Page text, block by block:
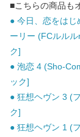
■こちらの商品も
● 今日、恋をはじ
ーリー (FCルル
ク]
● 泡恋 4 (Sho-
ック]
● 狂想ヘヴン 3 (
ク]
● 狂想ヘヴン 1 (